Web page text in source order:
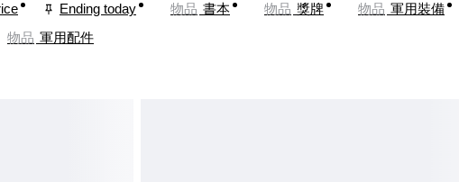
Ending today 物品 書本 物品 獎牌 物品 軍用裝備
物品 軍用配件